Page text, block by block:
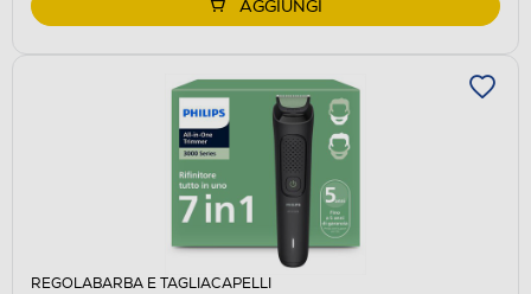
AGGIUNGI
REGOLABARBA E TAGLIACAPELLI